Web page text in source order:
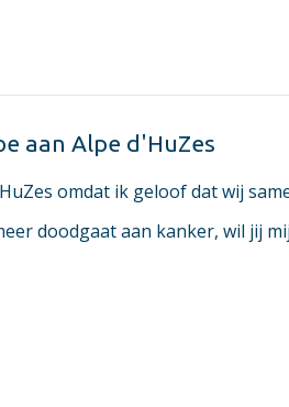
aan Alpe d'HuZes
omdat ik geloof dat wij
doodgaat aan kanker, wil jij